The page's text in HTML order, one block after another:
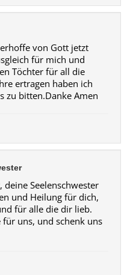
erhoffe von Gott jetzt
für mich und
Töchter für all die
ertragen haben ich
zu bitten.Danke Amen
Seelenschwester
und Heilung für dich,
für alle die dir lieb.
uns, und schenk uns